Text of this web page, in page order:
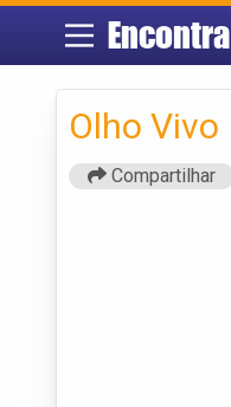
Encontra
Olho Vivo
Compartilhar